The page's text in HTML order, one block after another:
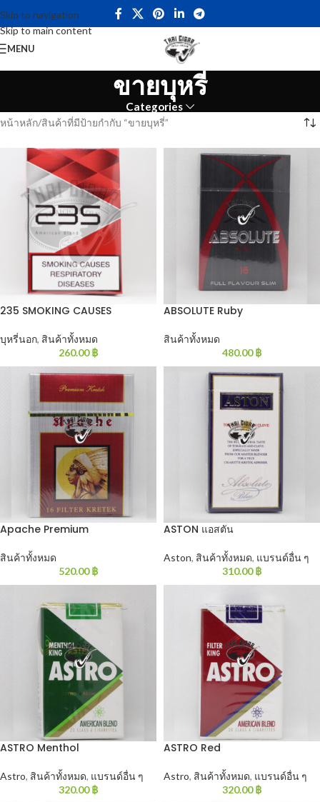
Skip to navigation
Skip to main content
MENU
ขายบุหรี่
Categories
หน้าหลัก สินค้าที่มีป้ายกำกับ “ขายบุหรี่”
235 SMOKING CAUSES
บุหรี่นอก, สินค้าทั้งหมด
260.00฿
ABSOLUTE Ruby
สินค้าทั้งหมด
480.00฿
Apache Premium
สินค้าทั้งหมด
520.00฿
ASTON แอสตัน
Aston, สินค้าทั้งหมด, แบรนด์อื่น ๆ
310.00฿
ASTRO Menthol
Astro, สินค้าทั้งหมด, แบรนด์อื่น ๆ
320.00฿
ASTRO Red
Astro, สินค้าทั้งหมด, แบรนด์อื่น ๆ
320.00฿